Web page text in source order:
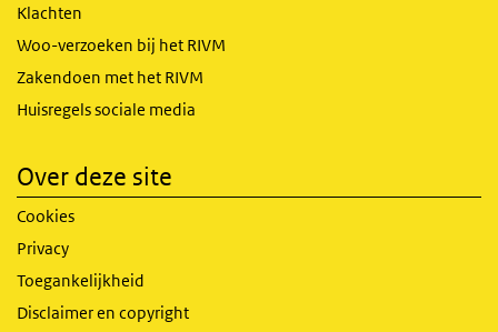
Klachten
Woo-verzoeken bij het RIVM
Zakendoen met het RIVM
Huisregels sociale media
Over deze site
Cookies
Privacy
Toegankelijkheid
Disclaimer en copyright